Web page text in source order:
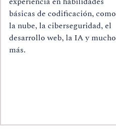
básicas de codificación, como
la nube, la ciberseguridad, el
desarrollo web, la IA y mucho
más.